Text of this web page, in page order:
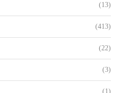
(13)
(413)
(22)
(3)
(1)